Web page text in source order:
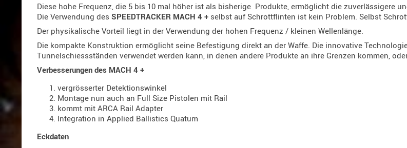
Diese hohe Frequenz, die 5 bis 10 mal höher ist als bisherige Produkte, ermöglicht die zuverlässigere
Die Verwendung des SPEEDTRACKER MACH 4 + selbst auf Schrottflinten ist kein Problem. Selbst
Der physikalische Vorteil liegt in der Verwendung der hohen Frequenz / kleinen Wellenlänge.
Die kompakte Konstruktion ermöglicht seine Befestigung direkt an der Waffe. Die innovative
Tunnelschiessständen verwendet werden kann, in denen andere Produkte an ihre Grenzen kommen,
Verbesserungen des MACH 4 +
vergrösserter Detektionswinkel
Montage nun auch an Full Size Pistolen mit Rail
kommt mit ARCA Rail Adapter
Integration in Applied Ballistics Quatum
Eckdaten